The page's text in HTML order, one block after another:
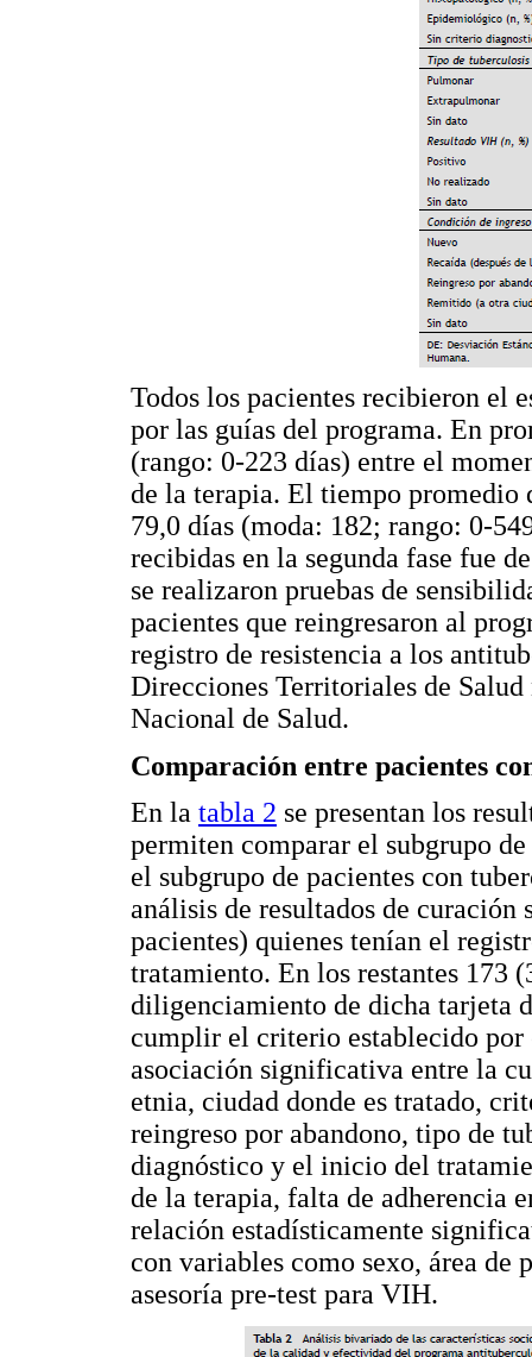
Todos los pacientes recibieron el
por las guías del programa. En
(rango: 0-223 días) entre el
de la terapia. El tiempo promedio
79,0 días (moda: 182; rango: 0-
recibidas en la segunda fase fue
se realizaron pruebas de
pacientes que reingresaron al
registro de resistencia a los
Direcciones Territoriales de
Nacional de Salud.
Comparación entre pacientes
En la tabla 2 se presentan los
permiten comparar el subgrupo
el subgrupo de pacientes con
análisis de resultados de curación
pacientes) quienes tenían el
tratamiento. En los restantes 173
diligenciamiento de dicha tarjeta
cumplir el criterio establecido por
asociación significativa entre la
etnia, ciudad donde es tratado,
reingreso por abandono, tipo de
diagnóstico y el inicio del
de la terapia, falta de adherencia
relación estadísticamente
con variables como sexo, área de
asesoría pre-test para VIH.